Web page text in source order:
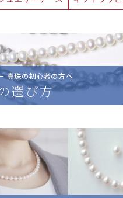
真珠の初心者の方へ
選び方